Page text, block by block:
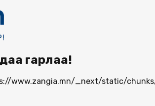
гарлаа!
www.zangia.mn/_next/static/